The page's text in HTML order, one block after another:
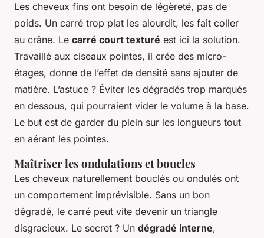
Les cheveux fins ont besoin de légèreté, pas de
poids. Un carré trop plat les alourdit, les fait coller
au crâne. Le carré court texturé est ici la solution.
Travaillé aux ciseaux pointes, il crée des micro-
étages, donne de l’effet de densité sans ajouter de
matière. L’astuce ? Éviter les dégradés trop marqués
en dessous, qui pourraient vider le volume à la base.
Le but est de garder du plein sur les longueurs tout
en aérant les pointes.
Maîtriser les ondulations et boucles
Les cheveux naturellement bouclés ou ondulés ont
un comportement imprévisible. Sans un bon
dégradé, le carré peut vite devenir un triangle
disgracieux. Le secret ? Un dégradé interne,